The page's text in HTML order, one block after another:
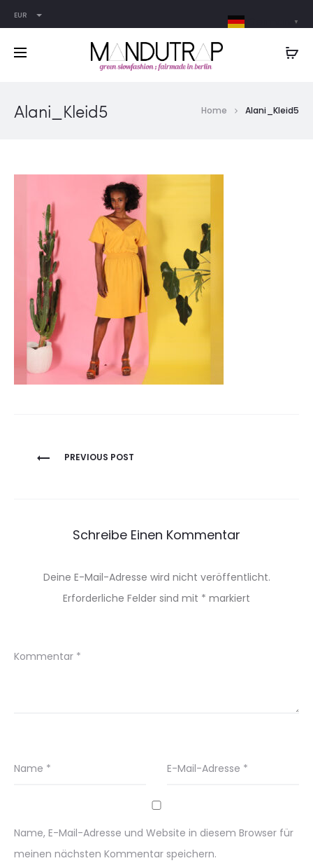
EUR
Alani_Kleid5 Home Alani_Kleid5
Beitragsnavigation
PREVIOUS POST
Schreibe Einen Kommentar
Deine E-Mail-Adresse wird nicht veröffentlicht.
Erforderliche Felder sind mit * markiert
Kommentar *
Name * E-Mail-Adresse *
Name, E-Mail-Adresse und Website in diesem Browser für
meinen nächsten Kommentar speichern.
▼